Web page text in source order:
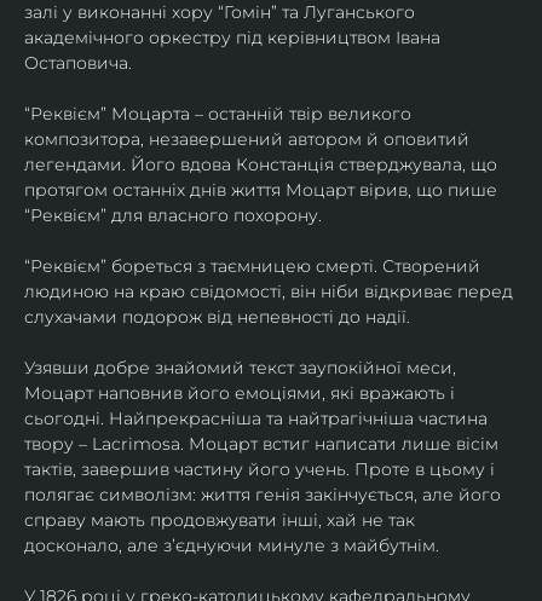
залі у виконанні хору “Гомін” та Луганського
академічного оркестру під керівництвом Івана
Остаповича.
“Реквієм” Моцарта – останній твір великого
композитора, незавершений автором й оповитий
легендами. Його вдова Констанція стверджувала, що
протягом останніх днів життя Моцарт вірив, що пише
“Реквієм” для власного похорону.
“Реквієм” бореться з таємницею смерті. Створений
людиною на краю свідомості, він ніби відкриває перед
слухачами подорож від непевності до надії.
Узявши добре знайомий текст заупокійної меси,
Моцарт наповнив його емоціями, які вражають і
сьогодні. Найпрекрасніша та найтрагічніша частина
твору – Lacrimosa. Моцарт встиг написати лише вісім
тактів, завершив частину його учень. Проте в цьому і
полягає символізм: життя генія закінчується, але його
справу мають продовжувати інші, хай не так
досконало, але зʼєднуючи минуле з майбутнім.
У 1826 році у греко-католицькому кафедральному